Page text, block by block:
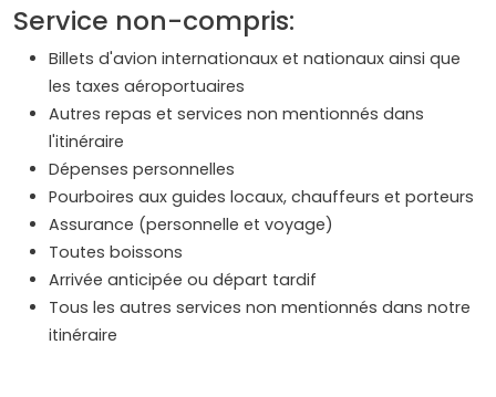
Service non-compris:
Billets d'avion internationaux et nationaux ainsi que
les taxes aéroportuaires
Autres repas et services non mentionnés dans
l'itinéraire
Dépenses personnelles
Pourboires aux guides locaux, chauffeurs et porteurs
Assurance (personnelle et voyage)
Toutes boissons
Arrivée anticipée ou départ tardif
Tous les autres services non mentionnés dans notre
itinéraire